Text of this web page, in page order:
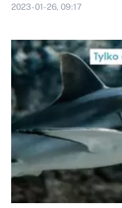
2023-01-26, 09:17